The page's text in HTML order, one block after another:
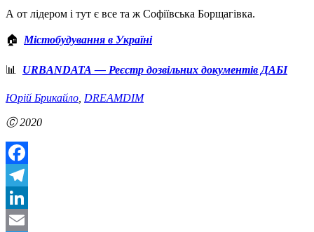
А от лідером і тут є все та ж Софіївська Борщагівка.
🏠 Містобудування в Україні
📊 URBANDATA — Реєстр дозвільних документів ДАБІ
Юрій Брикайло DREAMDIM
Ⓒ 2020
Facebook
Telegram
LinkedIn